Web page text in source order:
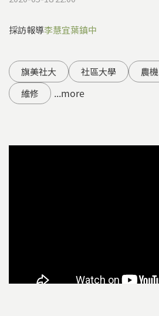
採訪報導李慧宜葉鎮中
旗美社大 社區大學 農機
維修
...more